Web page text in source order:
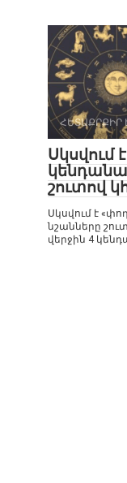
ՀԵՏԱՔՐՔԻՐ
Սկսվում
շուտով
Սկսվում է
նշանները
վերջին 4